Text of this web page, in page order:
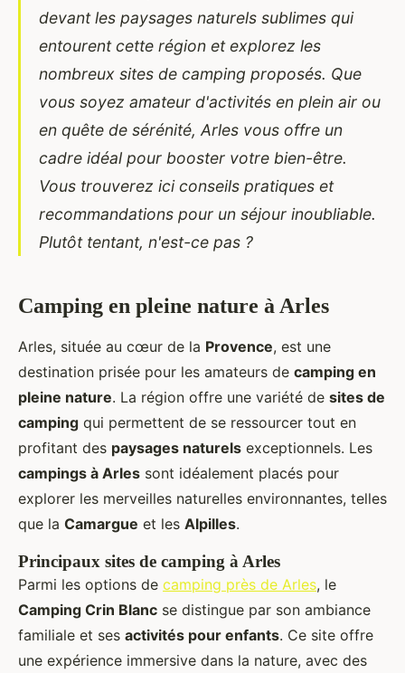
devant les paysages naturels sublimes qui
entourent cette région et explorez les
nombreux sites de camping proposés. Que
vous soyez amateur d'activités en plein air ou
en quête de sérénité, Arles vous offre un
cadre idéal pour booster votre bien-être.
Vous trouverez ici conseils pratiques et
recommandations pour un séjour inoubliable.
Plutôt tentant, n'est-ce pas ?
Camping en pleine nature à Arles
Arles, située au cœur de la Provence, est une
destination prisée pour les amateurs de camping en
pleine nature. La région offre une variété de sites de
camping qui permettent de se ressourcer tout en
profitant des paysages naturels exceptionnels. Les
campings à Arles sont idéalement placés pour
explorer les merveilles naturelles environnantes, telles
que la Camargue et les Alpilles.
Principaux sites de camping à Arles
Parmi les options de camping près de Arles, le
Camping Crin Blanc se distingue par son ambiance
familiale et ses activités pour enfants. Ce site offre
une expérience immersive dans la nature, avec des